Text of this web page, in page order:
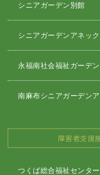
シニアガーデン別館
シニアガーデンアネッ
永福南社会福祉ガーデン
南麻布シニアガーデン
障害者支援
つくば総合福祉センター